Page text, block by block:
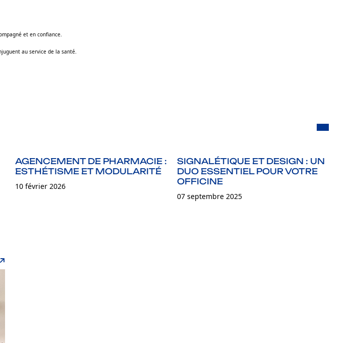
et en confiance.
au service de la santé.
AGENCEMENT DE PHARMACIE :
ESTHÉTISME ET MODULARITÉ
10 février 2026
SIGNALÉTIQUE ET DESIGN : UN
DUO ESSENTIEL POUR VOTRE
OFFICINE
07 septembre 2025